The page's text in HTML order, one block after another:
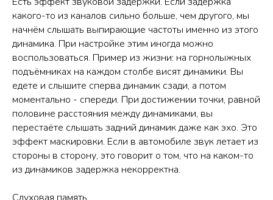
какого-то из каналов сильно больше, чем другого, мы
начнём слышать выпирающие частоты именно из этого
динамика. При настройке этим иногда можно
воспользоваться. Пример из жизни: на горнолыжных
подъёмниках на каждом столбе висят динамики. Вы
едете и слышите сперва динамик сзади, а потом
моментально - спереди. При достижении точки, равной
половине расстояния между динамиками, вы
перестаёте слышать задний динамик даже как эхо. Это
эффект маскировки. Если в автомобиле звук летает из
стороны в сторону, это говорит о том, что на каком-то
из динамиков задержка некорректна.